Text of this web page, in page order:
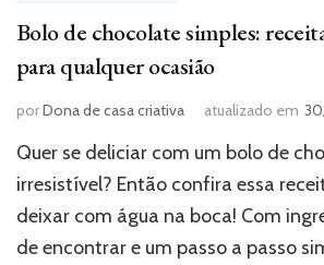
Bolo de chocolate simples:
para qualquer ocasião
porDona de casa criativa atualizado em
Quer se deliciar com um bolo de
irresistível? Então confira essa
deixar com água na boca! Com
de encontrar e um passo a passo